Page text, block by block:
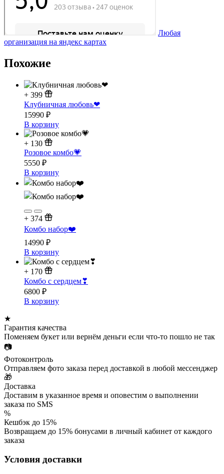
Любая
организация на яндекс картах
Похожие
+ 399
Клубничная любовь❤
15990 ₽
В корзину
+ 130
Розовое комбо💗
5550 ₽
В корзину
+ 374
Комбо набор❤️
14990 ₽
В корзину
+ 170
Комбо с сердцем❣
6800 ₽
В корзину
★
Гарантия качества
Поменяем букет или вернём деньги если что-то пошло не так
📷
Фотоконтроль
Отправляем фото заказа перед доставкой в любой мессенджер
🎁
Доставка
Доставим в указанное время и оповестим о выполнении
заказа по SMS
%
Кешбэк до 15%
Возвращаем до 15% бонусами в личный кабинет от каждого
заказа
Условия доставки